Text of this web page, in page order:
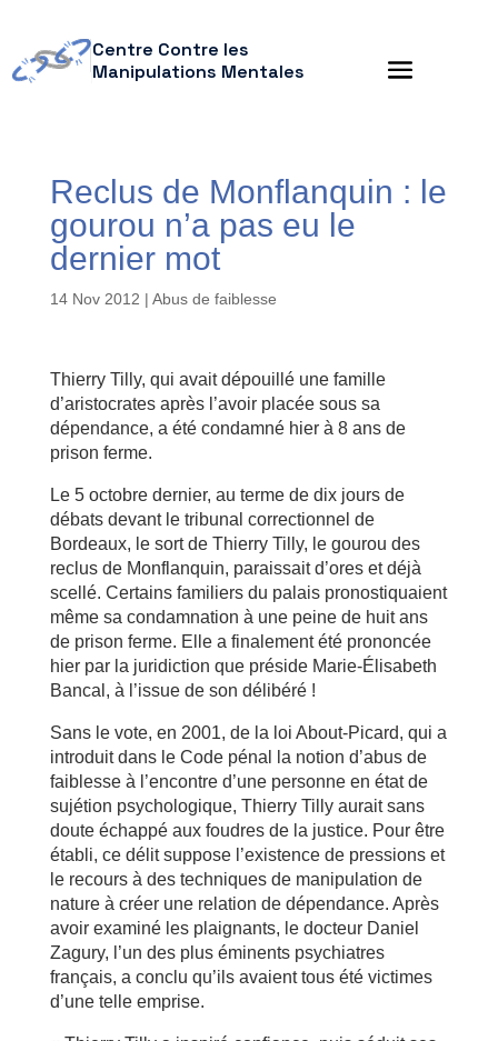
Centre Contre les
Manipulations Mentales
Reclus de Monflanquin : le
gourou n’a pas eu le
dernier mot
14 Nov 2012 | Abus de faiblesse
Thierry Tilly, qui avait dépouillé une famille
d’aristocrates après l’avoir placée sous sa
dépendance, a été condamné hier à 8 ans de
prison ferme.
Le 5 octobre dernier, au terme de dix jours de
débats devant le tribunal correctionnel de
Bordeaux, le sort de Thierry Tilly, le gourou des
reclus de Monflanquin, paraissait d’ores et déjà
scellé. Certains familiers du palais pronostiquaient
même sa condamnation à une peine de huit ans
de prison ferme. Elle a finalement été prononcée
hier par la juridiction que préside Marie-Élisabeth
Bancal, à l’issue de son délibéré !
Sans le vote, en 2001, de la loi About-Picard, qui a
introduit dans le Code pénal la notion d’abus de
faiblesse à l’encontre d’une personne en état de
sujétion psychologique, Thierry Tilly aurait sans
doute échappé aux foudres de la justice. Pour être
établi, ce délit suppose l’existence de pressions et
le recours à des techniques de manipulation de
nature à créer une relation de dépendance. Après
avoir examiné les plaignants, le docteur Daniel
Zagury, l’un des plus éminents psychiatres
français, a conclu qu’ils avaient tous été victimes
d’une telle emprise.